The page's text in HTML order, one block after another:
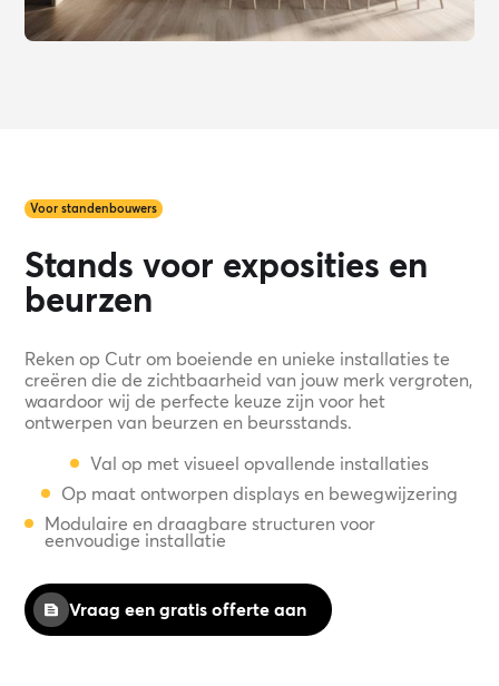
Voor standenbouwers
Stands voor exposities en
beurzen
Reken op Cutr om boeiende en unieke installaties te
creëren die de zichtbaarheid van jouw merk vergroten,
waardoor wij de perfecte keuze zijn voor het
ontwerpen van beurzen en beursstands.
Val op met visueel opvallende installaties
Op maat ontworpen displays en bewegwijzering
Modulaire en draagbare structuren voor
eenvoudige installatie
Vraag een gratis offerte aan